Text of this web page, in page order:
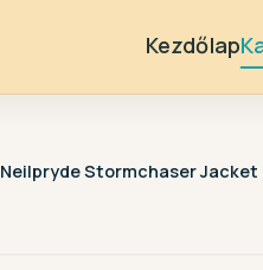
Kezdőlap
Neilpryde Stormchaser Jacket